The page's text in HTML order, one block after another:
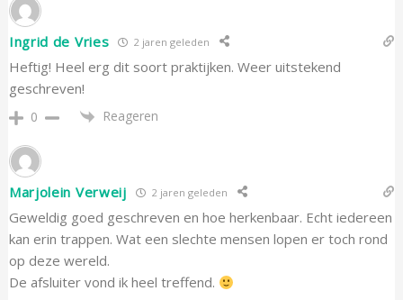
Ingrid de Vries 2 jaren geleden
Heftig! Heel erg dit soort praktijken. Weer uitstekend
geschreven!
0 Reageren
Marjolein Verweij 2 jaren geleden
Geweldig goed geschreven en hoe herkenbaar. Echt iedereen
kan erin trappen. Wat een slechte mensen lopen er toch rond
op deze wereld.
De afsluiter vond ik heel treffend.